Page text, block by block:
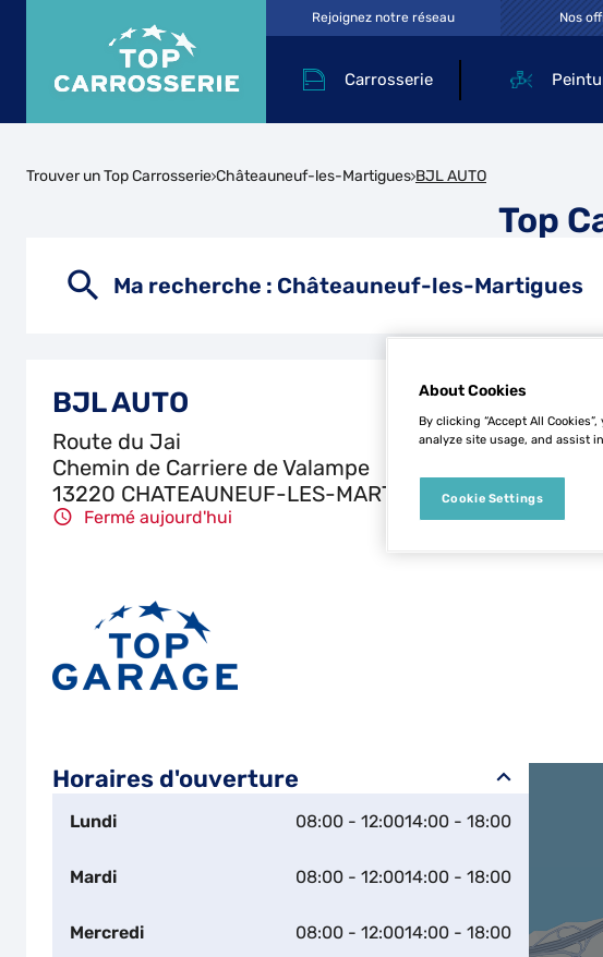
Carrosserie
Rejoignez notre réseau Nos
Trouver un Top Carrosserie Châteauneuf-les-Martigues BJL AUTO
Top
Ma recherche : Châteauneuf-les-Martigues
BJL AUTO
Route du Jai
Chemin de Carriere de Valampe
13220 CHATEAUNEUF-LES-MARTIGUES
Fermé aujourd'hui
Horaires d'ouverture
Lundi 08:00 - 12:0014:00 - 18:00
Mardi 08:00 - 12:0014:00 - 18:00
Mercredi 08:00 - 12:0014:00 - 18:00
About Cookies
By clicking “Accept All
analyze site usage, and assist
Cookie Settings